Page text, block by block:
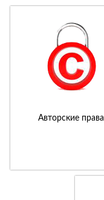
Авторские права